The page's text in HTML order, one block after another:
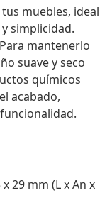
muebles, ideal
simplicidad.
Para mantenerlo
suave y seco
químicos
acabado,
29 mm (L x An x